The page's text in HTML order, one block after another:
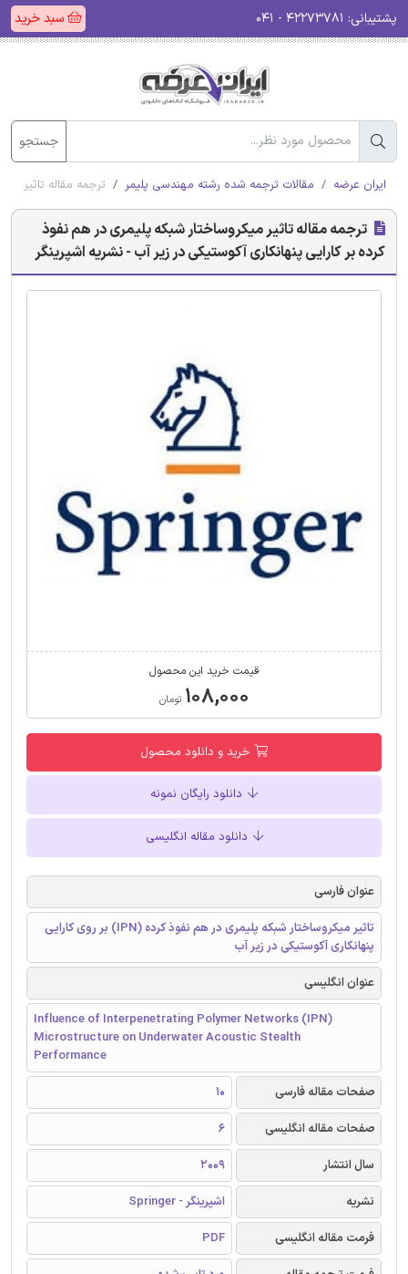
پشتیبانی: سبد خرید
جستجو
ایران عرضه مقالات ترجمه شده رشته مهندسی پلیمر ترجمه مقاله تاثیر
ترجمه مقاله تاثیر میکروساختار شبکه پلیمری در هم نفوذ
کرده بر کارایی پنهانکاری آکوستیکی در زیر آب - نشریه اشپرینگر
قیمت خرید این محصول
۱۰۸,۰۰۰ تومان
خرید و دانلود محصول
دانلود رایگان نمونه
دانلود مقاله انگلیسی
عنوان فارسی
تاثیر میکروساختار شبکه پلیمری در هم نفوذ کرده (IPN) بر روی کارایی
پنهانکاری آکوستیکی در زیر آب
عنوان انگلیسی
Influence of Interpenetrating Polymer Networks (IPN)
Microstructure on Underwater Acoustic Stealth
Performance
صفحات مقاله فارسی
10
صفحات مقاله انگلیسی
6
سال انتشار
2009
نشریه
اشپرینگر - Springer
فرمت مقاله انگلیسی
PDF